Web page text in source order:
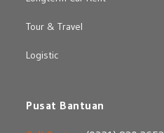
Tour & Travel
Logistic
Pusat Bantuan